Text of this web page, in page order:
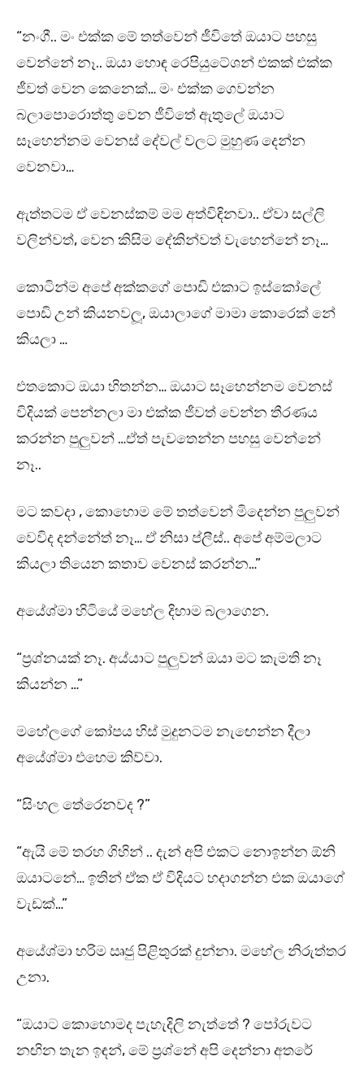
“නංගී.. මං එක්ක මේ තත්වෙන් ජීවිතේ ඔයාට පහසු
වෙන්නේ නෑ.. ඔයා හොඳ රෙපියුටේශන් එකක් එක්ක
ජීවත් වෙන කෙනෙක්… මං එක්ක ගෙවන්න
බලාපොරොත්තු වෙන ජීවිතේ ඇතුලේ ඔයාට
සෑහෙන්නම වෙනස් දේවල් වලට මුහුණ දෙන්න
වෙනවා…
ඇත්තටම ඒ වෙනස්කම් මම අත්විඳිනවා.. ඒවා සල්ලි
වලින්වත්, වෙන කිසිම දේකින්වත් වැහෙන්නේ නෑ…
කොටින්ම අපේ අක්කගේ පොඩි එකාට ඉස්කෝලේ
පොඩි උන් කියනවලූ, ඔයාලාගේ මාමා කොරෙක් නේ
කියලා …
එතකොට ඔයා හිතන්න… ඔයාට සෑහෙන්නම වෙනස්
විදියක් පෙන්නලා මා එක්ක ජීවත් වෙන්න තීරණය
කරන්න පුලුවන් …ඒත් පැවතෙන්න පහසු වෙන්නේ
නෑ..
මට කවදා , කොහොම මේ තත්වෙන් මිදෙන්න පුලුවන්
වෙවිද දන්නේත් නෑ… ඒ නිසා ප්ලීස්.. අපේ අම්මලාට
කියලා තියෙන කතාව වෙනස් කරන්න…”
අයේශ්මා හිටියේ මහේල දිහාම බලාගෙන.
“ප්‍රශ්නයක් නෑ. අය්යාට පුලුවන් ඔයා මට කැමති නෑ
කියන්න …”
මහේලගේ කෝපය හිස් මුදුනටම නැඟෙන්න දීලා
අයේශ්මා එහෙම කිව්වා.
“සිංහල තේරෙනවද ?”
“ඇයි මේ තරහ ගිහින් .. දැන් අපි එකට නොඉන්න ඕනි
ඔයාටනේ… ඉතින් ඒක ඒ විදියට හදාගන්න එක ඔයාගේ
වැඩක්…”
අයේශ්මා හරිම ඍජු පිළිතුරක් දුන්නා. මහේල නිරුත්තර
උනා.
“ඔයාට කොහොමද පැහැදිලි නැත්තේ ? පෝරුවට
නඟින තැන ඉඳන්, මේ ප්‍රශ්නේ අපි දෙන්නා අතරේ